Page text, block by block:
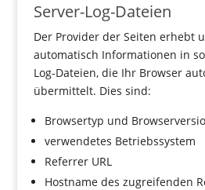
Server-Log-Dateien
Der Provider der Seiten erhebt
automatisch Informationen in
Log-Dateien, die Ihr Browser
übermittelt. Dies sind:
Browsertyp und
verwendetes Betriebssystem
Referrer URL
Hostname des zugreifenden